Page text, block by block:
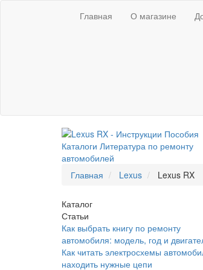
Главная О магазине
Главная Lexus Lexus RX
Каталог
Статьи
Как выбрать книгу по ремонту
автомобиля: модель, год и
Как читать электросхемы
находить нужные цепи